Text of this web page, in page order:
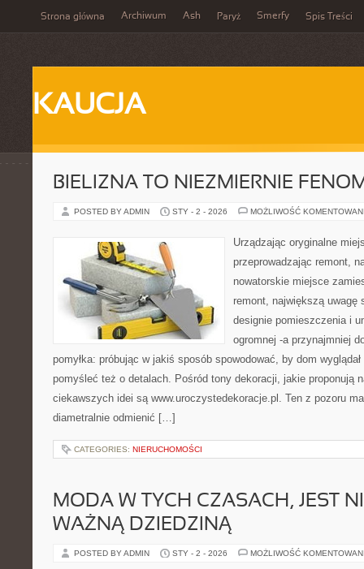
Strona główna Archiwum Ash Paryż Smerfy Spis Treści
KAUCJA
BIELIZNA TO NIEZMIERNIE
POSTED BY ADMIN STY - 2 - 2026 MOŻLIWOŚĆ
Urządzając oryginalne
przeprowadzając remont,
nowatorskie miejsce
remont, największą uwagę
designie pomieszczenia i
ogromnej -a przynajmniej
pomyłka: próbując w jakiś sposób spowodować, by dom
pomyśleć też o detalach. Pośród tony dekoracji, jakie proponują
ciekawszych idei są www.uroczystedekoracje.pl. Ten z pozoru
diametralnie odmienić […]
CATEGORIES: NIERUCHOMOŚCI
MODA W TYCH CZASACH, JEST
WAŻNĄ DZIEDZINĄ
POSTED BY ADMIN STY - 2 - 2026 MOŻLIWOŚĆ